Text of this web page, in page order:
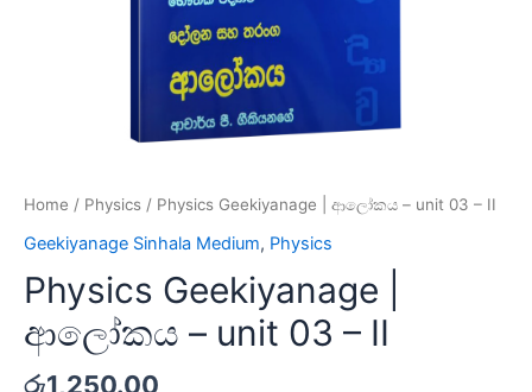
Home / Physics / Physics Geekiyanage | ආලෝකය – unit 03 – II
Geekiyanage Sinhala Medium, Physics
Physics Geekiyanage |
ආලෝකය – unit 03 – II
රු1,250.00